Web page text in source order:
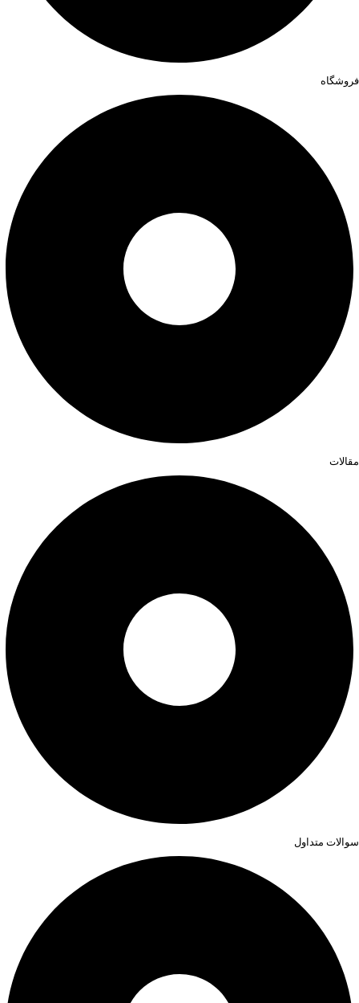
فروشگاه
مقالات
سوالات متداول